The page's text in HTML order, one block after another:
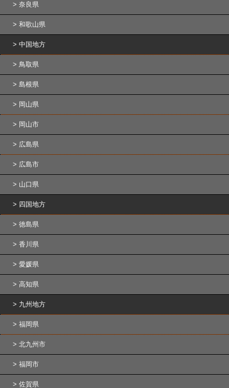
奈良県
和歌山県
中国地方
鳥取県
島根県
岡山県
岡山市
広島県
広島市
山口県
四国地方
徳島県
香川県
愛媛県
高知県
九州地方
福岡県
北九州市
福岡市
佐賀県